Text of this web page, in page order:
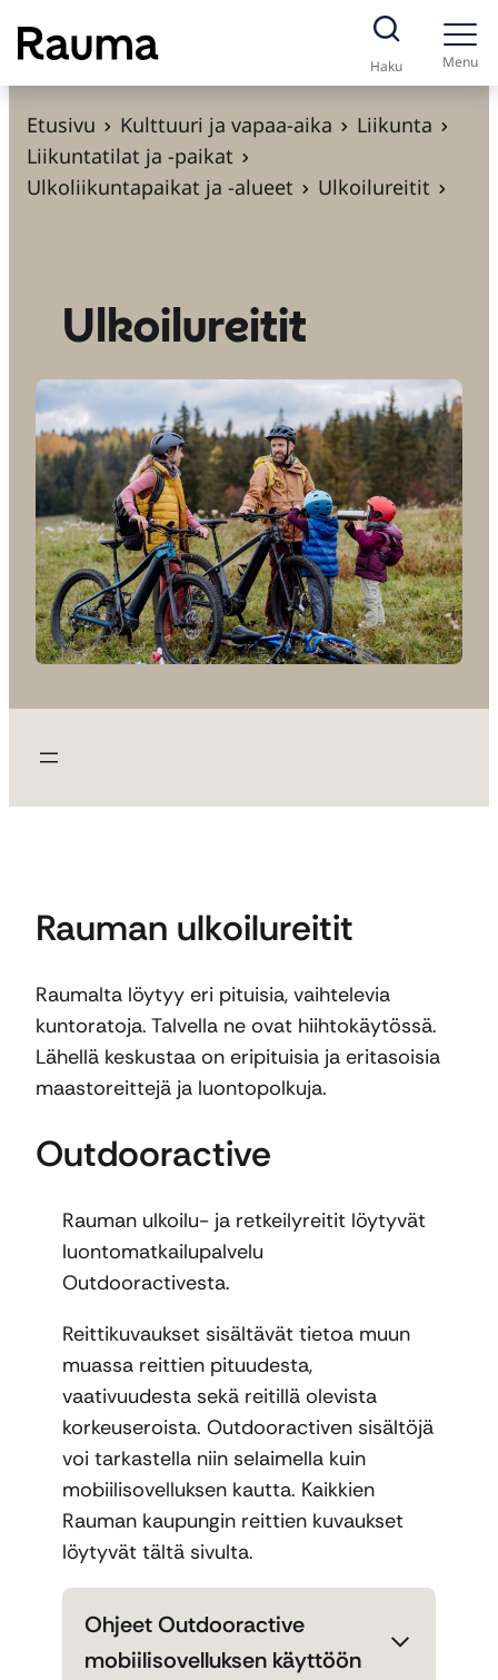
S
i
Haku Menu
Etusivu Kulttuuri ja vapaa-aika
Liikunta
Liikuntatilat ja -paikat
Ulkoliikuntapaikat ja -alueet
Ulkoilureitit
Ulkoilureitit
Rauman ulkoilureitit
Raumalta löytyy eri pituisia, vaihtelevia
kuntoratoja. Talvella ne ovat hiihtokäytössä.
Lähellä keskustaa on eripituisia ja eritasoisia
maastoreittejä ja luontopolkuja.
Outdooractive
Rauman ulkoilu- ja retkeilyreitit löytyvät
luontomatkailupalvelu
Outdooractivesta.
Reittikuvaukset sisältävät tietoa muun
muassa reittien pituudesta,
vaativuudesta sekä reitillä olevista
korkeuseroista. Outdooractiven sisältöjä
voi tarkastella niin selaimella kuin
mobiilisovelluksen kautta. Kaikkien
Rauman kaupungin reittien kuvaukset
löytyvät tältä sivulta.
Ohjeet Outdooractive
mobiilisovelluksen käyttöön